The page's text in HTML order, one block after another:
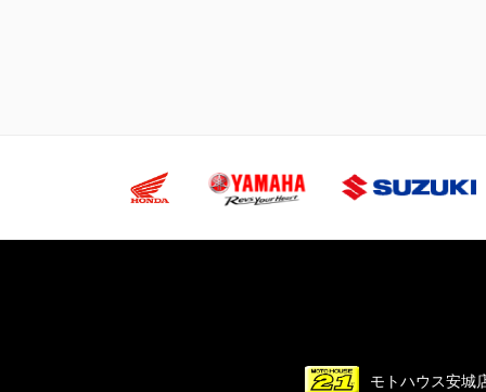
モトハウス安城